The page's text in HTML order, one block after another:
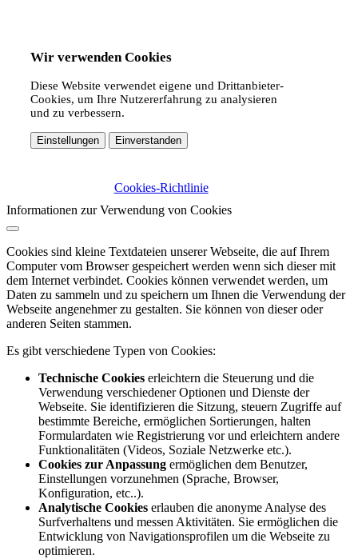
Wir verwenden Cookies
Diese Website verwendet eigene und Drittanbieter-
Cookies, um Ihre Nutzererfahrung zu analysieren
und zu verbessern.
Einstellungen Einverstanden
Cookies-Richtlinie
Informationen zur Verwendung von Cookies
Cookies sind kleine Textdateien unserer Webseite, die auf Ihrem
Computer vom Browser gespeichert werden wenn sich dieser mit
dem Internet verbindet. Cookies können verwendet werden, um
Daten zu sammeln und zu speichern um Ihnen die Verwendung der
Webseite angenehmer zu gestalten. Sie können von dieser oder
anderen Seiten stammen.
Es gibt verschiedene Typen von Cookies:
Technische Cookies erleichtern die Steuerung und die
Verwendung verschiedener Optionen und Dienste der
Webseite. Sie identifizieren die Sitzung, steuern Zugriffe auf
bestimmte Bereiche, ermöglichen Sortierungen, halten
Formulardaten wie Registrierung vor und erleichtern andere
Funktionalitäten (Videos, Soziale Netzwerke etc.).
Cookies zur Anpassung ermöglichen dem Benutzer,
Einstellungen vorzunehmen (Sprache, Browser,
Konfiguration, etc..).
Analytische Cookies erlauben die anonyme Analyse des
Surfverhaltens und messen Aktivitäten. Sie ermöglichen die
Entwicklung von Navigationsprofilen um die Webseite zu
optimieren.